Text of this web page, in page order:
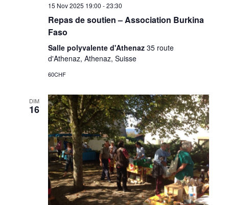
15 Nov 2025 19:00 -23:30
Repas de soutien – Association Burkina
Faso
Salle polyvalente d'Athenaz 35 route
d'Athenaz, Athenaz, Suisse
60CHF
DIM
16